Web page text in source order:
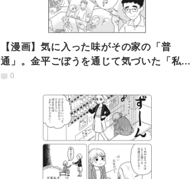
【漫画】気に入った味がその家の「普
通」。金平ごぼうを通じて気づいた「私の
感覚」を大事にすること
0